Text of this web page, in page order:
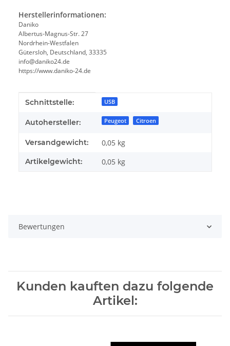
Herstellerinformationen:
Daniko
Albertus-Magnus-Str. 27
Nordrhein-Westfalen
Gütersloh, Deutschland, 33335
info@daniko24.de
https://www.daniko-24.de
Produkteigenschaft
Wert
Schnittstelle: USB
Autohersteller: Peugeot Citroen
Versandgewicht: 0,05 kg
Artikelgewicht: 0,05 kg
Bewertungen
Kunden kauften dazu folgende
Artikel: